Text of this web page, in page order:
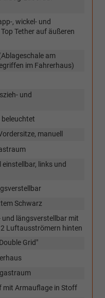
, wickel- und
Tether auf äußeren
am
im Fahrerhaus)
und
manuell
links und
Schwarz
längsverstellbar mit
Luftausströmern hinten
Grid"
mit Armauflage in Stoff